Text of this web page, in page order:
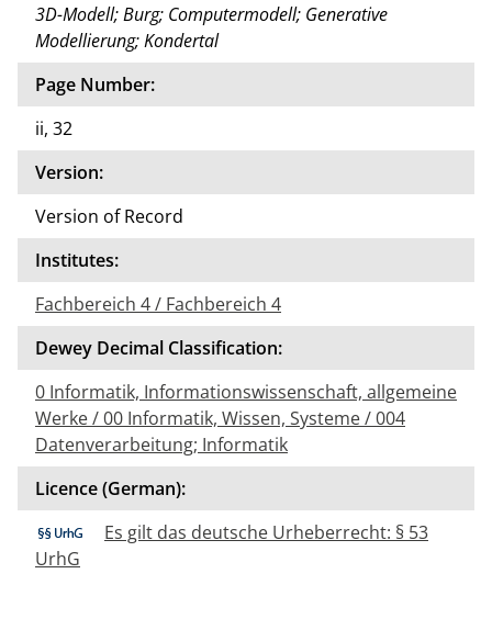
3D-Modell; Burg; Computermodell; Generative
Modellierung; Kondertal
Page Number:
ii, 32
Version:
Version of Record
Institutes:
Fachbereich 4 / Fachbereich 4
Dewey Decimal Classification:
0 Informatik, Informationswissenschaft, allgemeine
Werke / 00 Informatik, Wissen, Systeme / 004
Datenverarbeitung; Informatik
Licence (German):
Es gilt das deutsche Urheberrecht: § 53
UrhG